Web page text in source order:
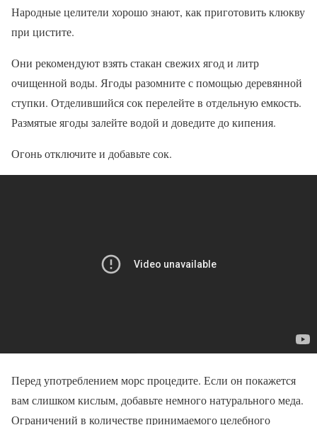
Народные целители хорошо знают, как приготовить клюкву
при цистите.
Они рекомендуют взять стакан свежих ягод и литр
очищенной воды. Ягоды разомните с помощью деревянной
ступки. Отделившийся сок перелейте в отдельную емкость.
Размятые ягоды залейте водой и доведите до кипения.
Огонь отключите и добавьте сок.
Перед употреблением морс процедите. Если он покажется
вам слишком кислым, добавьте немного натурального меда.
Ограничений в количестве принимаемого целебного